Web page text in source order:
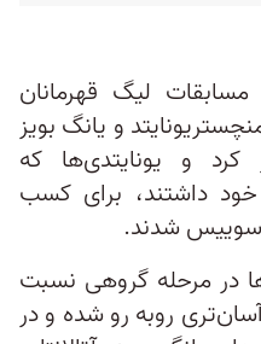
لیگ قهرمانان
و یانگ بویز
و یونایتدی‌ها که
خود داشتند، برای کسب
سوییس شدند.
در مرحله گروهی نسبت
روبه رو شده و در